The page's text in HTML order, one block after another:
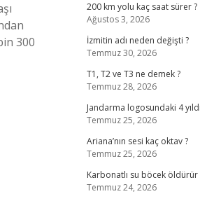
300
200 km yolu kaç saat sürer ?
Ağustos 3, 2026
İzmitin adı neden değişti ?
Temmuz 30, 2026
T1, T2 ve T3 ne demek ?
Temmuz 28, 2026
Jandarma logosundaki 4
Temmuz 25, 2026
Ariana’nın sesi kaç oktav ?
Temmuz 25, 2026
Karbonatlı su böcek öldürür
Temmuz 24, 2026